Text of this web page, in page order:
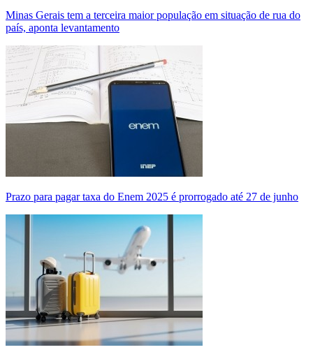
Minas Gerais tem a terceira maior população em situação de rua do
país, aponta levantamento
Prazo para pagar taxa do Enem 2025 é prorrogado até 27 de junho